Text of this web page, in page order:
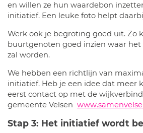
en willen ze hun waardebon
initiatief. Een leuke foto helpt
Werk ook je begroting goed uit. Zo
buurtgenoten goed inzien waar het
zal worden.
We hebben een richtlijn van
initiatief. Heb je een idee dat meer
eerst contact op met de
gemeente Velsen
Stap 3: Het initiatief wordt